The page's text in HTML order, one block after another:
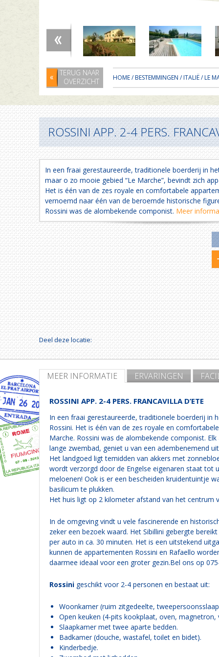
TERUG NAAR
OVERZICHT
HOME/BESTEMMINGEN /ITALIË/LE
ROSSINI APP. 2-4 PERS.
In een fraai gerestaureerde, traditionele boerderij in
maar o zo mooie gebied “Le Marche”, bevindt zich
Het is één van de zes royale en comfortabele
vernoemd naar één van de beroemde historische
Rossini was de alombekende componist. Meer
Deel deze locatie:
MEER INFORMATIE ERVARINGEN
ROSSINI APP. 2-4 PERS. FRANCAVILLA D’ETE
In een fraai gerestaureerde, traditionele boerderij in
Rossini. Het is één van de zes royale en
Marche. Rossini was de alombekende componist.
lange zwembad, geniet u van een adembenemend
Het landgoed ligt temidden van akkers met
wordt verzorgd door de Engelse eigenaren staat tot
meloenen! Ook is er een bescheiden kruidentuintje
basilicum te plukken.
Het huis ligt op 2 kilometer afstand van het centrum
In de omgeving vindt u vele fascinerende en
zeker een bezoek waard. Het Sibillini gebergte
per auto in ca. 30 minuten. Het is een uitstekend
kunnen de appartementen Rossini en Rafaello
daarmee ideaal voor een groter gezin.Bel ons op
Rossinigeschikt voor 2-4 personen en bestaat uit:
Woonkamer (ruim zitgedeelte,
Open keuken (4-pits kookplaat, oven,
Slaapkamer met twee aparte bedden.
Badkamer (douche, wastafel, toilet en bidet).
Kinderbedje.